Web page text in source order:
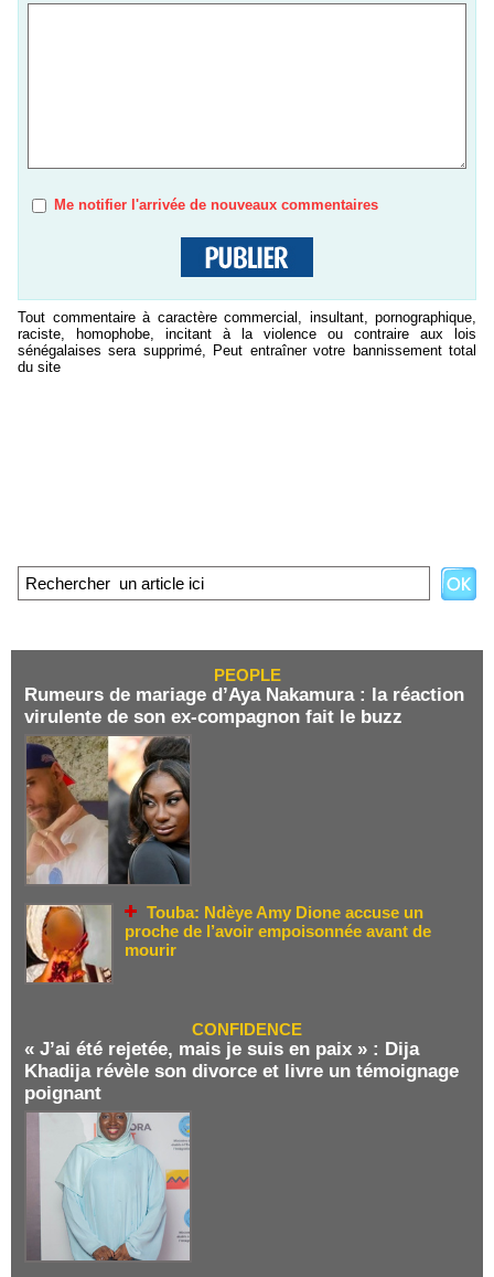
Me notifier l'arrivée de nouveaux commentaires
Tout commentaire à caractère commercial, insultant, pornographique,
raciste, homophobe, incitant à la violence ou contraire aux lois
sénégalaises sera supprimé, Peut entraîner votre bannissement total
du site
PEOPLE
Rumeurs de mariage d’Aya Nakamura : la réaction
virulente de son ex-compagnon fait le buzz
Touba: Ndèye Amy Dione accuse un
proche de l’avoir empoisonnée avant de
mourir
CONFIDENCE
« J’ai été rejetée, mais je suis en paix » : Dija
Khadija révèle son divorce et livre un témoignage
poignant